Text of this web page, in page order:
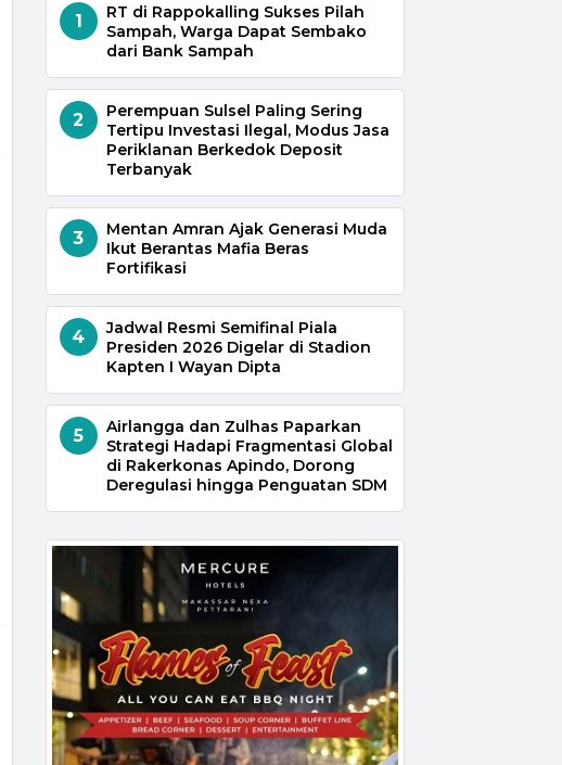
1
RT di Rappokalling Sukses Pilah
Sampah, Warga Dapat Sembako
dari Bank Sampah
2
Perempuan Sulsel Paling Sering
Tertipu Investasi Ilegal, Modus Jasa
Periklanan Berkedok Deposit
Terbanyak
3
Mentan Amran Ajak Generasi Muda
Ikut Berantas Mafia Beras
Fortifikasi
4
Jadwal Resmi Semifinal Piala
Presiden 2026 Digelar di Stadion
Kapten I Wayan Dipta
5
Airlangga dan Zulhas Paparkan
Strategi Hadapi Fragmentasi Global
di Rakerkonas Apindo, Dorong
Deregulasi hingga Penguatan SDM